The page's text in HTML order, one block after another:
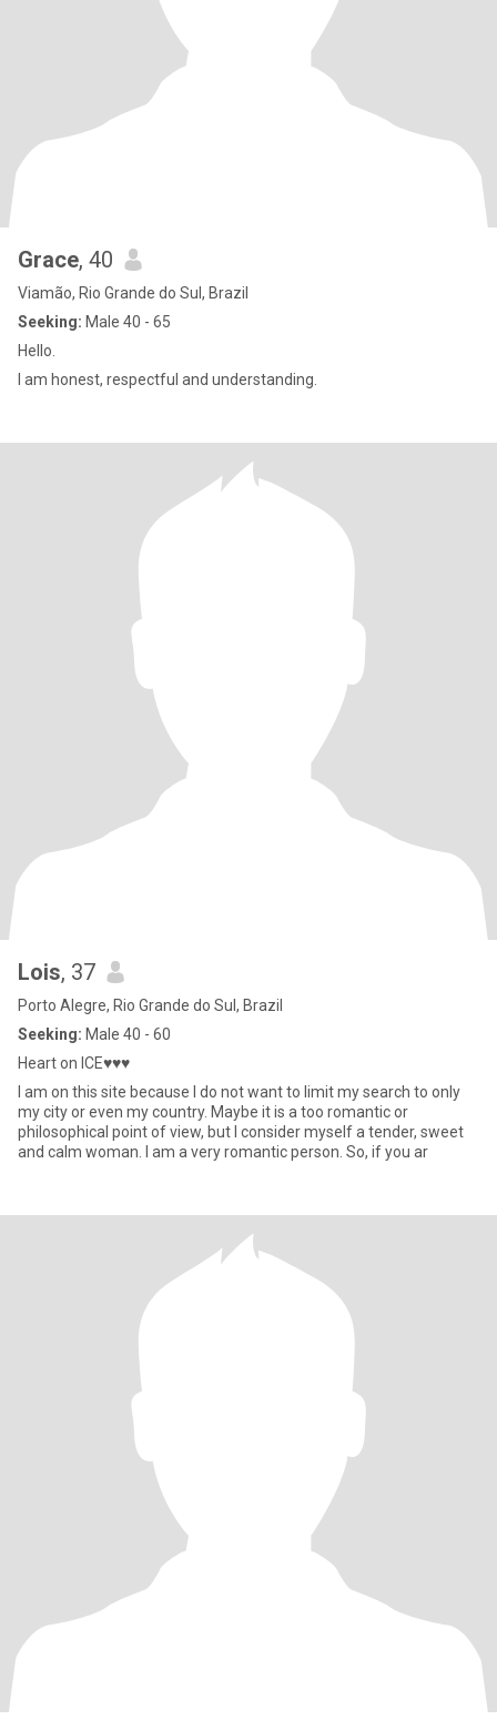
Grace, 40
Viamão, Rio Grande do Sul, Brazil
Seeking: Male 40 - 65
Hello.
I am honest, respectful and understanding.
Lois, 37
Porto Alegre, Rio Grande do Sul, Brazil
Seeking: Male 40 - 60
Heart on ICE♥♥♥
I am on this site because I do not want to limit my search to only
my city or even my country. Maybe it is a too romantic or
philosophical point of view, but I consider myself a tender, sweet
and calm woman. I am a very romantic person. So, if you ar